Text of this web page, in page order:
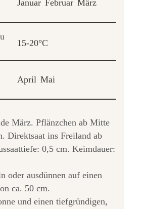
Januar Februar März
15-20°C
April Mai
März. Pflänzchen ab Mitte
Direktsaat ins Freiland ab
0,5 cm. Keimdauer:
oder ausdünnen auf einen
ca. 50 cm.
und einen tiefgründigen,